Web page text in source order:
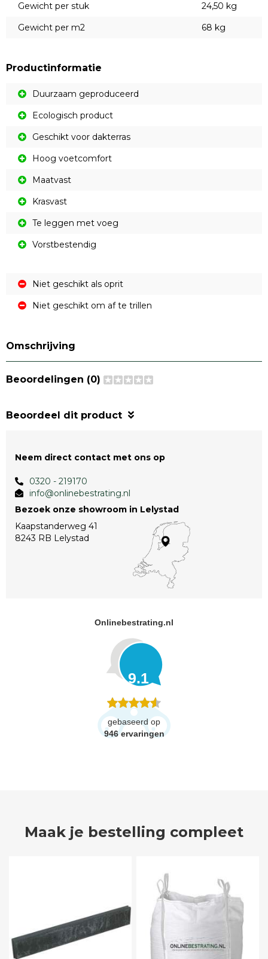
Gewicht per stuk
24,50 kg
Gewicht per m2
68 kg
Productinformatie
Duurzaam geproduceerd
Ecologisch product
Geschikt voor dakterras
Hoog voetcomfort
Maatvast
Krasvast
Te leggen met voeg
Vorstbestendig
Niet geschikt als oprit
Niet geschikt om af te trillen
Omschrijving
Beoordelingen (0)
Beoordeel dit product
Neem direct contact met ons op
0320 - 219170
info@onlinebestrating.nl
Bezoek onze showroom in Lelystad
Kaapstanderweg 41
8243 RB Lelystad
Onlinebestrating.nl
9.1
gebaseerd op
946 ervaringen
Maak je bestelling compleet